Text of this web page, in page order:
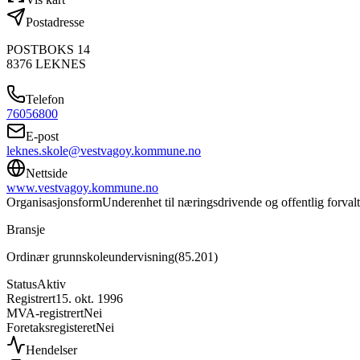
Postadresse
POSTBOKS 14
8376 LEKNES
Telefon
76056800
E-post
leknes.skole@vestvagoy.kommune.no
Nettside
www.vestvagoy.kommune.no
OrganisasjonsformUnderenhet til næringsdrivende og offentlig
Bransje
Ordinær grunnskoleundervisning(85.201)
StatusAktiv
Registrert15. okt. 1996
MVA-registrertNei
ForetaksregisteretNei
Hendelser